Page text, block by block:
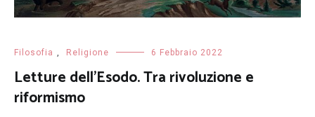
Filosofia , Religione 6 Febbraio 2022
Letture dell’Esodo. Tra rivoluzione e
riformismo